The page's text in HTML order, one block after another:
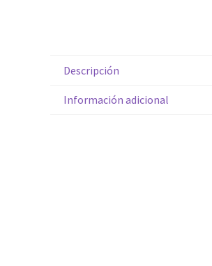
Descripción
Información adicional